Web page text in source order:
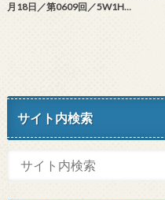
月18日／第0609回／5W1H…
サイト内検索